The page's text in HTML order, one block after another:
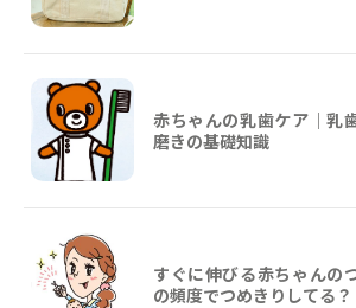
赤ちゃんの乳歯ケア｜乳
磨きの基礎知識
すぐに伸びる赤ちゃんの
の頻度でつめきりしてる？